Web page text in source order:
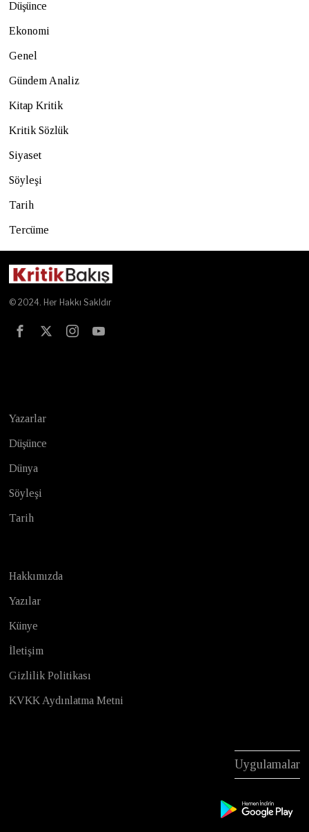
Düşünce
Ekonomi
Genel
Gündem Analiz
Kitap Kritik
Kritik Sözlük
Siyaset
Söyleşi
Tarih
Tercüme
© 2024. Her Hakkı Sakldır
Yazarlar
Düşünce
Dünya
Söyleşi
Tarih
Hakkımızda
Yazılar
Künye
İletişim
Gizlilik Politikası
KVKK Aydınlatma Metni
Uygulamalar